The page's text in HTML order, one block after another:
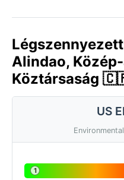
Alindao,
Köztársaság
US
1